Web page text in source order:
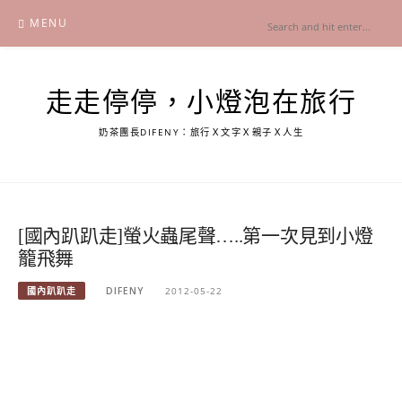
content
MENU
走走停停，小燈泡在旅行
奶茶團長DIFENY：旅行Ｘ文字Ｘ親子Ｘ人生
[國內趴趴走]螢火蟲尾聲…..第一次見到小燈
籠飛舞
國內趴趴走 DIFENY 2012-05-22